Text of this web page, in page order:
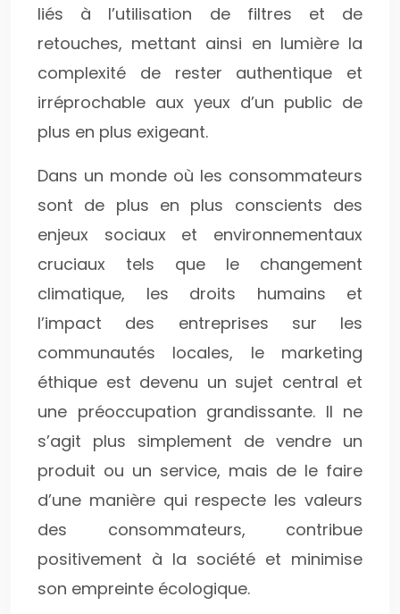
liés à l’utilisation de filtres et de
retouches, mettant ainsi en lumière la
complexité de rester authentique et
irréprochable aux yeux d’un public de
plus en plus exigeant.
Dans un monde où les consommateurs
sont de plus en plus conscients des
enjeux sociaux et environnementaux
cruciaux tels que le changement
climatique, les droits humains et
l’impact des entreprises sur les
communautés locales, le marketing
éthique est devenu un sujet central et
une préoccupation grandissante. Il ne
s’agit plus simplement de vendre un
produit ou un service, mais de le faire
d’une manière qui respecte les valeurs
des consommateurs, contribue
positivement à la société et minimise
son empreinte écologique.